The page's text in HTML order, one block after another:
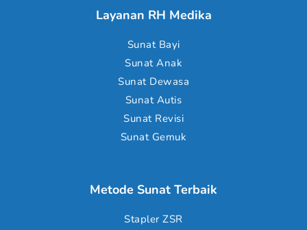
Layanan RH Medika
Sunat Bayi
Sunat Anak
Sunat Dewasa
Sunat Autis
Sunat Revisi
Sunat Gemuk
Metode Sunat Terbaik
Stapler ZSR